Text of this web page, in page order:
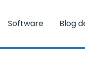
Software Blog